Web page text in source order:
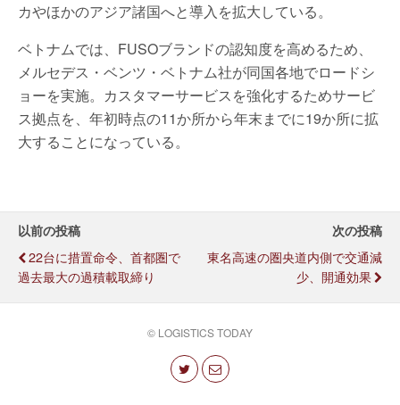
カやほかのアジア諸国へと導入を拡大している。
ベトナムでは、FUSOブランドの認知度を高めるため、
メルセデス・ベンツ・ベトナム社が同国各地でロードシ
ョーを実施。カスタマーサービスを強化するためサービ
ス拠点を、年初時点の11か所から年末までに19か所に拡
大することになっている。
以前の投稿
22台に措置命令、首都圏で
過去最大の過積載取締り
次の投稿
東名高速の圏央道内側で交通減
少、開通効果
© LOGISTICS TODAY